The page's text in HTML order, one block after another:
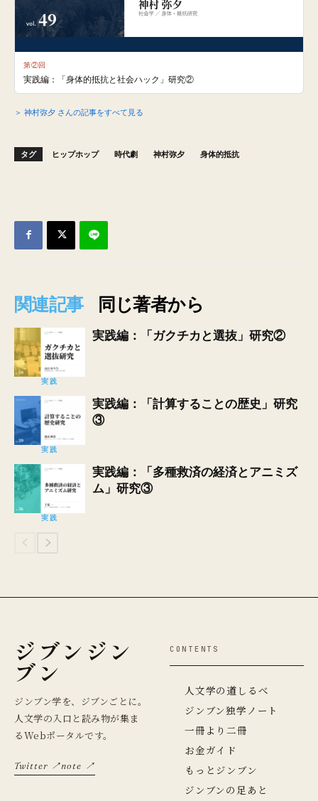
第②回
実践編：「身体的抵抗と社会ハック」研究②
＞ 神村弥夕 さんの記事をすべて見る
タグ ヒップホップ 時代劇 神村弥夕 身体的抵抗
関連記事 同じ著者から
実践
実践編：「ガクチカと選抜」研究②
実践
実践編：「計算することの歴史」研究
③
実践
実践編：「多種救済の経済とアニミズ
ム」研究③
ジブンジン
ブン
ジンブン学を、ジブンごとに。
人文学の入口と読み物が集ま
るWebポータルです。
Twitter ↗note ↗
CONTENTS
人文学の道しるべ
ジンブン独学ノート
一冊より二冊
お金ガイド
もっとジンブン
ジンブンの足あと